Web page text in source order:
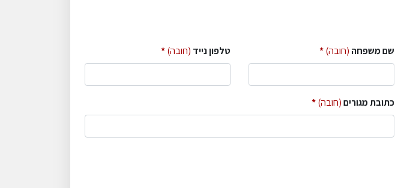
שם משפחה (חובה) טלפון נייד (חובה)
כתובת מגורים(חובה)